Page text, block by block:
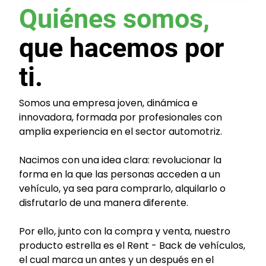
Quiénes somos,
que hacemos por
ti.
Somos una empresa joven, dinámica e
innovadora, formada por profesionales con
amplia experiencia en el sector automotriz.
Nacimos con una idea clara: revolucionar la
forma en la que las personas acceden a un
vehículo, ya sea para comprarlo, alquilarlo o
disfrutarlo de una manera diferente.
Por ello, junto con la compra y venta, nuestro
producto estrella es el Rent - Back de vehículos,
el cual marca un antes y un después en el